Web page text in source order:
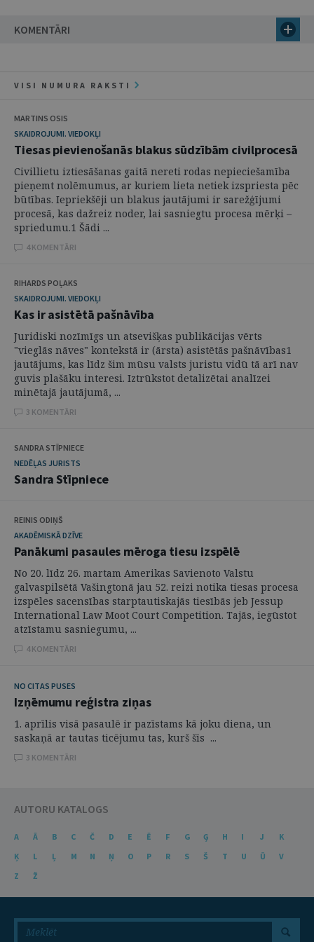
KOMENTĀRI
VISI NUMURA RAKSTI
MARTINS OSIS
SKAIDROJUMI. VIEDOKĻI
Tiesas pievienošanās blakus sūdzībām civilprocesā
Civillietu iztiesāšanas gaitā nereti rodas nepieciešamība
pieņemt nolēmumus, ar kuriem lieta netiek izspriesta pēc
būtības. Iepriekšēji un blakus jautājumi ir sarežģījumi
procesā, kas dažreiz noder, lai sasniegtu procesa mērķi –
spriedumu.1 Šādi ...
4 KOMENTĀRI
RIHARDS POĻAKS
SKAIDROJUMI. VIEDOKĻI
Kas ir asistētā pašnāvība
Juridiski nozīmīgs un atsevišķas publikācijas vērts
"vieglās nāves" kontekstā ir (ārsta) asistētās pašnāvības1
jautājums, kas līdz šim mūsu valsts juristu vidū tā arī nav
guvis plašāku interesi. Iztrūkstot detalizētai analīzei
minētajā jautājumā, ...
3 KOMENTĀRI
SANDRA STĪPNIECE
NEDĒĻAS JURISTS
Sandra Stīpniece
REINIS ODIŅŠ
AKADĒMISKĀ DZĪVE
Panākumi pasaules mēroga tiesu izspēlē
No 20. līdz 26. martam Amerikas Savienoto Valstu
galvaspilsētā Vašingtonā jau 52. reizi notika tiesas procesa
izspēles sacensības starptautiskajās tiesībās jeb Jessup
International Law Moot Court Competition. Tajās, iegūstot
atzīstamu sasniegumu, ...
4 KOMENTĀRI
NO CITAS PUSES
Izņēmumu reģistra ziņas
1. aprīlis visā pasaulē ir pazīstams kā joku diena, un
saskaņā ar tautas ticējumu tas, kurš šīs ...
3 KOMENTĀRI
AUTORU KATALOGS
A Ā B C Č D E Ē F G Ģ H I J
K
Ķ
L Ļ M N Ņ O P R S Š T U Ū
V
Z
Ž